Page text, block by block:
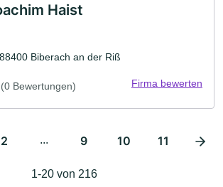
Haist
Biberach an der Riß
(0 Bewertungen) Firma bewerten
2 ... 9 10 11
1-20 von 216